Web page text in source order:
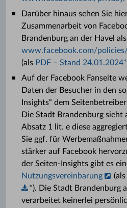
Darüber hinaus sehen Sie
Zusammenarbeit von
Brandenburg an der Havel
www.facebook.com/policies/
(als PDF – Stand 24.01.2024*
Auf der Facebook Fanseite
Daten der Besucher in den
Insights“ dem
Die Stadt Brandenburg sieht
Absatz 1 lit. e diese
Sie ggf. für
stärker auf Facebook
der Seiten-Insights gibt es
Nutzungsvereinbarung
(als
*). Die Stadt Brandenburg
verarbeitet keinerlei